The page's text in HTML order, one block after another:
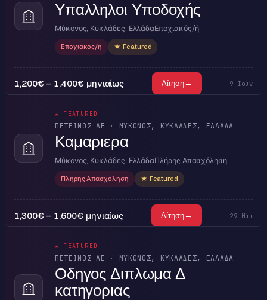
Υπαλληλοι Υποδοχής
Μύκονος, Κυκλάδες, ΕλλάδαΕποχιακός/ή
Εποχιακός/ή ★ Featured
1,200€ – 1,400€ μηνιαίως Αίτηση→ 9 Ιούν
★ FEATURED
ΠΕΤΕΙΝΟΣ ΑΕ · ΜΎΚΟΝΟΣ, ΚΥΚΛΆΔΕΣ, ΕΛΛΆΔΑ
Καμαριερα
Μύκονος, Κυκλάδες, ΕλλάδαΠλήρης Απασχόληση
Πλήρης Απασχόληση ★ Featured
1,300€ – 1,600€ μηνιαίως Αίτηση→ 29 Μάι
★ FEATURED
ΠΕΤΕΙΝΟΣ ΑΕ · ΜΎΚΟΝΟΣ, ΚΥΚΛΆΔΕΣ, ΕΛΛΆΔΑ
Οδηγος Διπλωμα Δ
κατηγοριας